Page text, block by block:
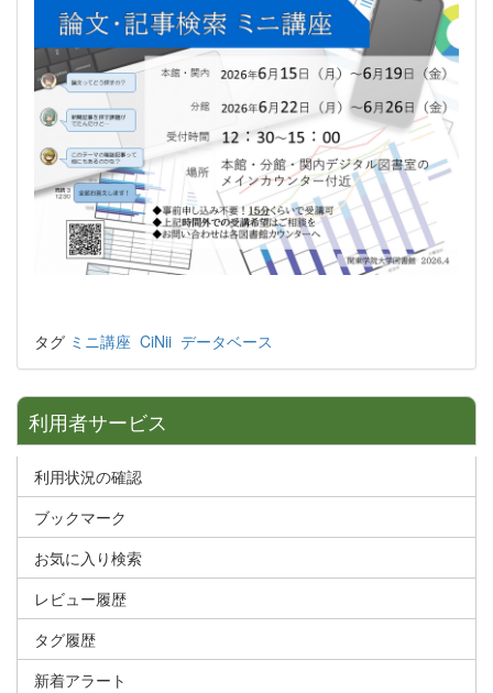
タグ ミニ講座 CiNii データベース
利用者サービス
利用状況の確認
ブックマーク
お気に入り検索
レビュー履歴
タグ履歴
新着アラート